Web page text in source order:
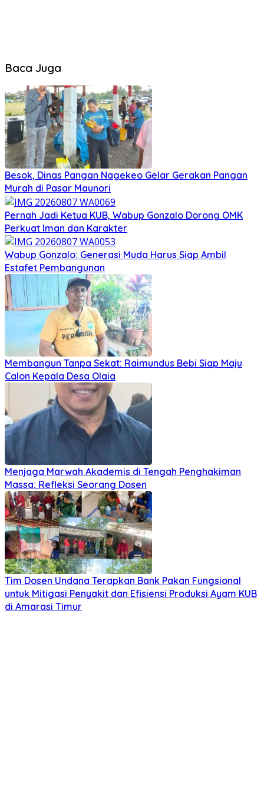
Baca Juga
Besok, Dinas Pangan Nagekeo Gelar Gerakan Pangan
Murah di Pasar Maunori
Pernah Jadi Ketua KUB, Wabup Gonzalo Dorong OMK
Perkuat Iman dan Karakter
Wabup Gonzalo: Generasi Muda Harus Siap Ambil
Estafet Pembangunan
Membangun Tanpa Sekat: Raimundus Bebi Siap Maju
Calon Kepala Desa Olaia
Menjaga Marwah Akademis di Tengah Penghakiman
Massa: Refleksi Seorang Dosen
Tim Dosen Undana Terapkan Bank Pakan Fungsional
untuk Mitigasi Penyakit dan Efisiensi Produksi Ayam KUB
di Amarasi Timur